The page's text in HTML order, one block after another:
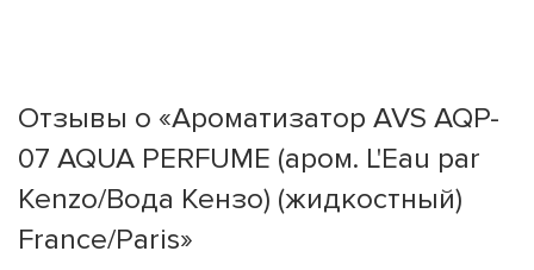
Отзывы о «Ароматизатор AVS AQP-
07 AQUA PERFUME (аром. L'Eau par
Kenzo/Вода Кензо) (жидкостный)
France/Paris»